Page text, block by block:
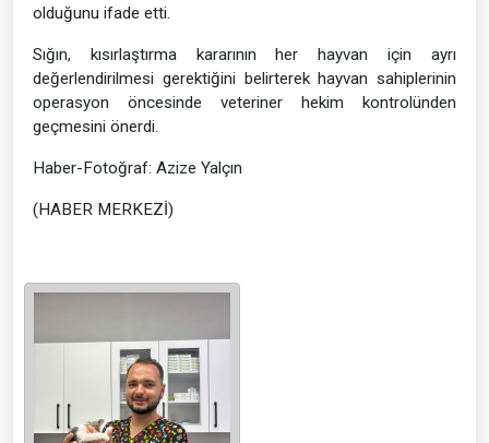
olduğunu ifade etti.
Sığın, kısırlaştırma kararının her hayvan için ayrı
değerlendirilmesi gerektiğini belirterek hayvan sahiplerinin
operasyon öncesinde veteriner hekim kontrolünden
geçmesini önerdi.
Haber-Fotoğraf: Azize Yalçın
(HABER MERKEZİ)